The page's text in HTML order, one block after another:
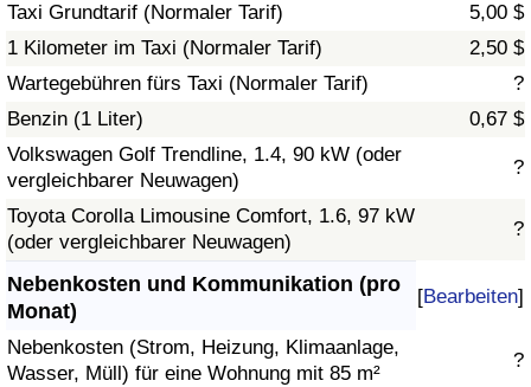
Taxi Grundtarif (Normaler Tarif)
5,00 $
1 Kilometer im Taxi (Normaler Tarif)
2,50 $
Wartegebühren fürs Taxi (Normaler Tarif)
?
Benzin (1 Liter)
0,67 $
Volkswagen Golf Trendline, 1.4, 90 kW (oder
vergleichbarer Neuwagen)
?
Toyota Corolla Limousine Comfort, 1.6, 97 kW
(oder vergleichbarer Neuwagen)
?
Nebenkosten und Kommunikation (pro
Monat)
[Bearbeiten]
Nebenkosten (Strom, Heizung, Klimaanlage,
Wasser, Müll) für eine Wohnung mit 85 m²
?